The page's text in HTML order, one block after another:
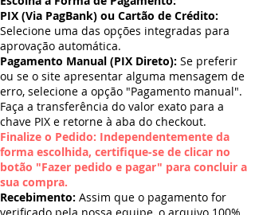
PIX (Via PagBank) ou Cartão de Crédito:
Selecione uma das opções integradas para
aprovação automática.
Pagamento Manual (PIX Direto): Se preferir
ou se o site apresentar alguma mensagem de
erro, selecione a opção "Pagamento manual".
Faça a transferência do valor exato para a
chave PIX e retorne à aba do checkout.
Finalize o Pedido: Independentemente da
forma escolhida, certifique-se de clicar no
botão "Fazer pedido e pagar" para concluir a
sua compra.
Recebimento: Assim que o pagamento for